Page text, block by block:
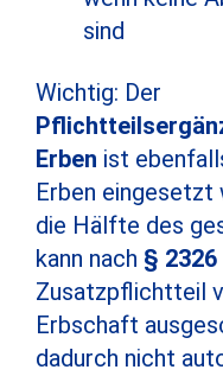
sind
Wichtig: Der
Erben ist
Erben eingesetzt
die Hälfte des
kann nach § 2326
Zusatzpflichtteil
Erbschaft
dadurch nicht